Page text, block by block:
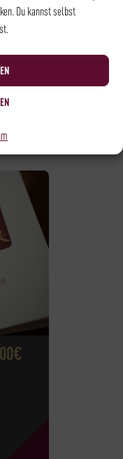
Du kannst selbst